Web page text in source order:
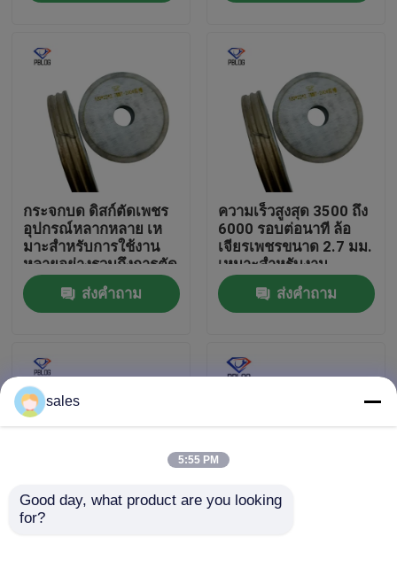
บ้าน
ผลิตภัณฑ์
เกี่ยวกับเรา
ทัวร์โรงงาน
ควบคุมคุณภาพ
ข่าว
ล้อเจียรเพชร
กระจกบด ดิสก์ตัดเพชร
อุปกรณ์หลากหลาย เห
มาะสําหรับการใช้งาน
หลายอย่างรวมถึงการตัด
กระจกและหิน
ส่งคำถาม
ความเร็วสูงสุด 3500 ถึง
6000 รอบต่อนาที ล้อ
เจียรเพชรขนาด 2.7 มม.
เหมาะสำหรับงาน
อุตสาหกรรม
ส่งคำถาม
ล้อขัดเพชรสีเทา ตัวเลือก
sales
5:55 PM
Good day, what product are you looking
for?